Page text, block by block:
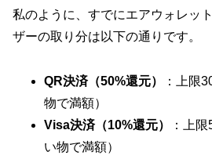
私のように、すでにエアウォレッ
ザーの取り分は以下の通りです。
QR決済（50%還元）
：上限
物で満額）
Visa決済（10%還元）
：上
い物で満額）